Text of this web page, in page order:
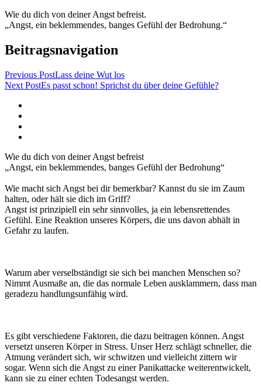
Wie du dich von deiner Angst befreist.
„Angst, ein beklemmendes, banges Gefühl der Bedrohung.“
Beitragsnavigation
Previous PostLass deine Wut los
Next PostEs passt schon! Sprichst du über deine Gefühle?
Wie du dich von deiner Angst befreist
„Angst, ein beklemmendes, banges Gefühl der Bedrohung“
Wie macht sich Angst bei dir bemerkbar? Kannst du sie im Zaum
halten, oder hält sie dich im Griff?
Angst ist prinzipiell ein sehr sinnvolles, ja ein lebensrettendes
Gefühl. Eine Reaktion unseres Körpers, die uns davon abhält in
Gefahr zu laufen.
Warum aber verselbständigt sie sich bei manchen Menschen so?
Nimmt Ausmaße an, die das normale Leben ausklammern, dass man
geradezu handlungsunfähig wird.
Es gibt verschiedene Faktoren, die dazu beitragen können. Angst
versetzt unseren Körper in Stress. Unser Herz schlägt schneller, die
Atmung verändert sich, wir schwitzen und vielleicht zittern wir
sogar. Wenn sich die Angst zu einer Panikattacke weiterentwickelt,
kann sie zu einer echten Todesangst werden.